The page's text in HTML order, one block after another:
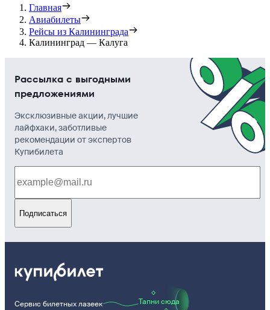
Главная
Авиабилеты
Рейсы из Калининграда
Калининград — Калуга
Рассылка с выгодными
предложениями
Эксклюзивные акции, лучшие
лайфхаки, заботливые
рекомендации от экспертов
Купибилета
Подписаться
Сервис билетных лазеек Тапни сюда